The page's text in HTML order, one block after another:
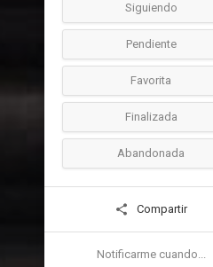
Siguiendo
Pendiente
Favorita
Finalizada
Abandonada
Compartir
Notificarme cuando...